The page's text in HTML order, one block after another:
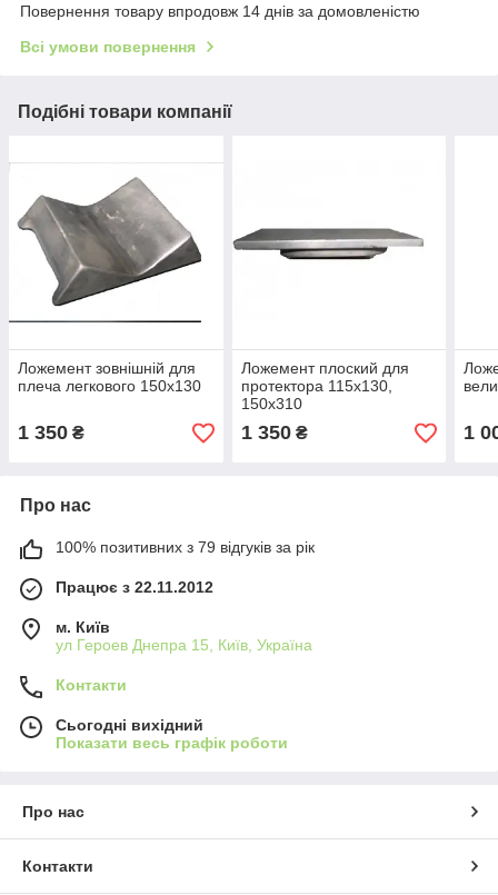
Повернення товару впродовж 14 днів за домовленістю
Всі умови повернення
Подібні товари компанії
Ложемент зовнішній для
плеча легкового 150х130
1 350 ₴
Ложемент плоский для
протектора 115х130,
150х310
1 350₴ 1
Про нас
100% позитивних з 79 відгуків за рік
Працює з 22.11.2012
м. Київ
ул Героев Днепра 15, Київ, Україна
Контакти
Сьогодні вихідний
Показати весь графік роботи
Про нас
Контакти